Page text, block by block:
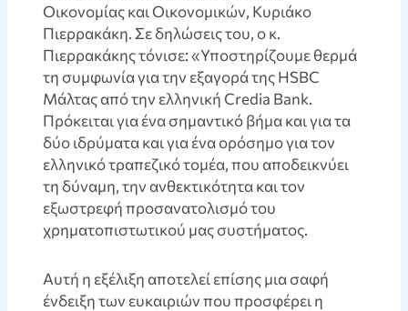
Οικονομίας και Οικονομικών, Κυριάκο
Πιερρακάκη. Σε δηλώσεις του, ο κ.
Πιερρακάκης τόνισε: «Υποστηρίζουμε θερμά
τη συμφωνία για την εξαγορά της HSBC
Μάλτας από την ελληνική Credia Bank.
Πρόκειται για ένα σημαντικό βήμα και για τα
δύο ιδρύματα και για ένα ορόσημο για τον
ελληνικό τραπεζικό τομέα, που αποδεικνύει
τη δύναμη, την ανθεκτικότητα και τον
εξωστρεφή προσανατολισμό του
χρηματοπιστωτικού μας συστήματος.
Αυτή η εξέλιξη αποτελεί επίσης μια σαφή
ένδειξη των ευκαιριών που προσφέρει η